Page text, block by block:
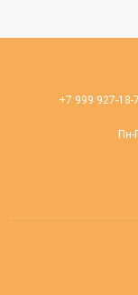
+7 999 927-18-
Пн-